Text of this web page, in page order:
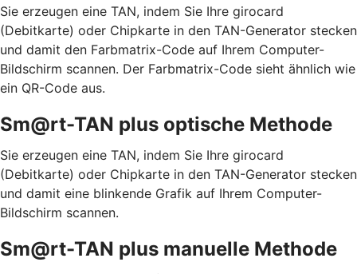
Sie erzeugen eine TAN, indem Sie Ihre girocard
(Debitkarte) oder Chipkarte in den TAN-Generator stecken
und damit den Farbmatrix-Code auf Ihrem Computer-
Bildschirm scannen. Der Farbmatrix-Code sieht ähnlich wie
ein QR-Code aus.
Sm@rt-TAN plus optische Methode
Sie erzeugen eine TAN, indem Sie Ihre girocard
(Debitkarte) oder Chipkarte in den TAN-Generator stecken
und damit eine blinkende Grafik auf Ihrem Computer-
Bildschirm scannen.
Sm@rt-TAN plus manuelle Methode